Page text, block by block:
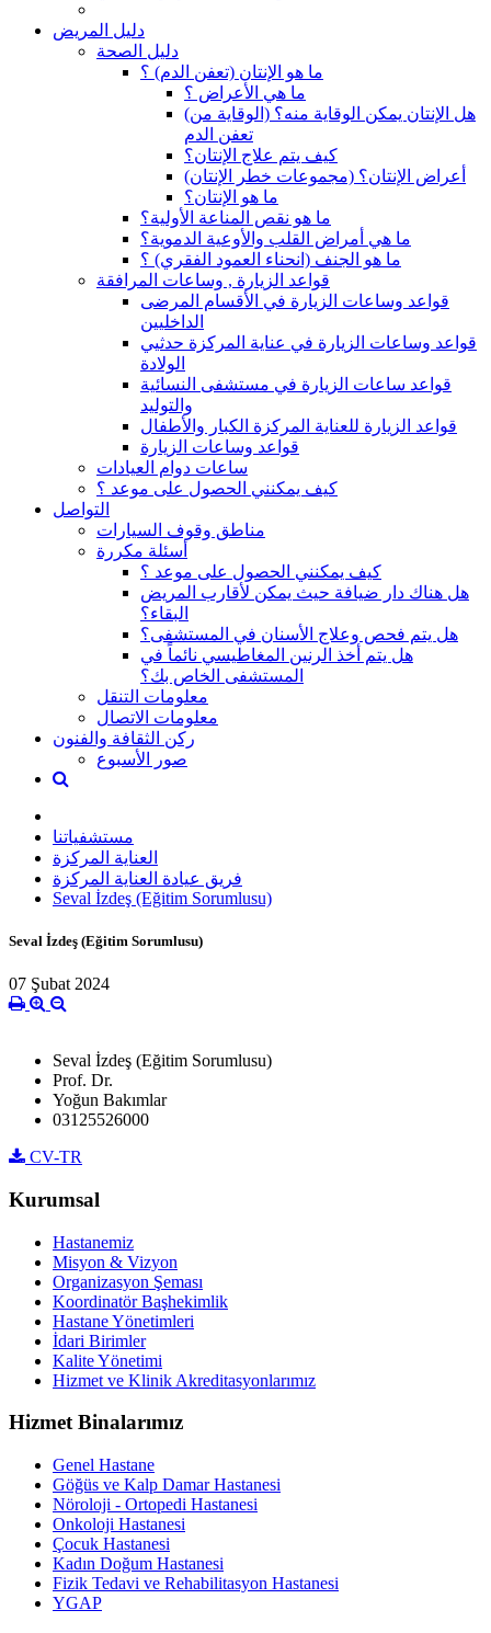
دليل المريض
دليل الصحة
ما هو الإنتان (تعفن الدم) ؟
ما هي الأعراض ؟
(هل الإنتان يمكن الوقاية منه؟ (الوقاية من
تعفن الدم
كيف يتم علاج الإنتان؟
(أعراض الإنتان؟ (مجموعات خطر الإنتان
ما هو الإنتان؟
ما هو نقص المناعة الأولية؟
ما هي أمراض القلب والأوعية الدموية؟
ما هو الجنف (انحناء العمود الفقري) ؟
قواعد الزيارة , وساعات المرافقة
قواعد وساعات الزيارة في الأقسام المرضى
الداخليين
قواعد وساعات الزيارة في عناية المركزة حدثيي
الولادة
قواعد ساعات الزيارة في مستشفى النسائية
والتوليد
قواعد الزيارة للعناية المركزة الكبار والأطفال
قواعد وساعات الزيارة
ساعات دوام العيادات
كيف يمكنني الحصول على موعد ؟
التواصل
مناطق وقوف السيارات
أسئلة مكررة
كيف يمكنني الحصول على موعد ؟
هل هناك دار ضيافة حيث يمكن لأقارب المريض
البقاء؟
هل يتم فحص وعلاج الأسنان في المستشفى؟
هل يتم أخذ الرنين المغاطيسي نائماً في
المستشفى الخاص بك؟
معلومات التنقل
معلومات الاتصال
ركن الثقافة والفنون
صور الأسبوع
مستشفياتنا
العناية المركزة
فريق عيادة العناية المركزة
Seval İzdeş (Eğitim Sorumlusu)
Seval İzdeş (Eğitim Sorumlusu)
07 Şubat 2024
Seval İzdeş (Eğitim Sorumlusu)
Prof. Dr.
Yoğun Bakımlar
03125526000
CV-TR
Kurumsal
Hastanemiz
Misyon & Vizyon
Organizasyon Şeması
Koordinatör Başhekimlik
Hastane Yönetimleri
İdari Birimler
Kalite Yönetimi
Hizmet ve Klinik Akreditasyonlarımız
Hizmet Binalarımız
Genel Hastane
Göğüs ve Kalp Damar Hastanesi
Nöroloji - Ortopedi Hastanesi
Onkoloji Hastanesi
Çocuk Hastanesi
Kadın Doğum Hastanesi
Fizik Tedavi ve Rehabilitasyon Hastanesi
YGAP